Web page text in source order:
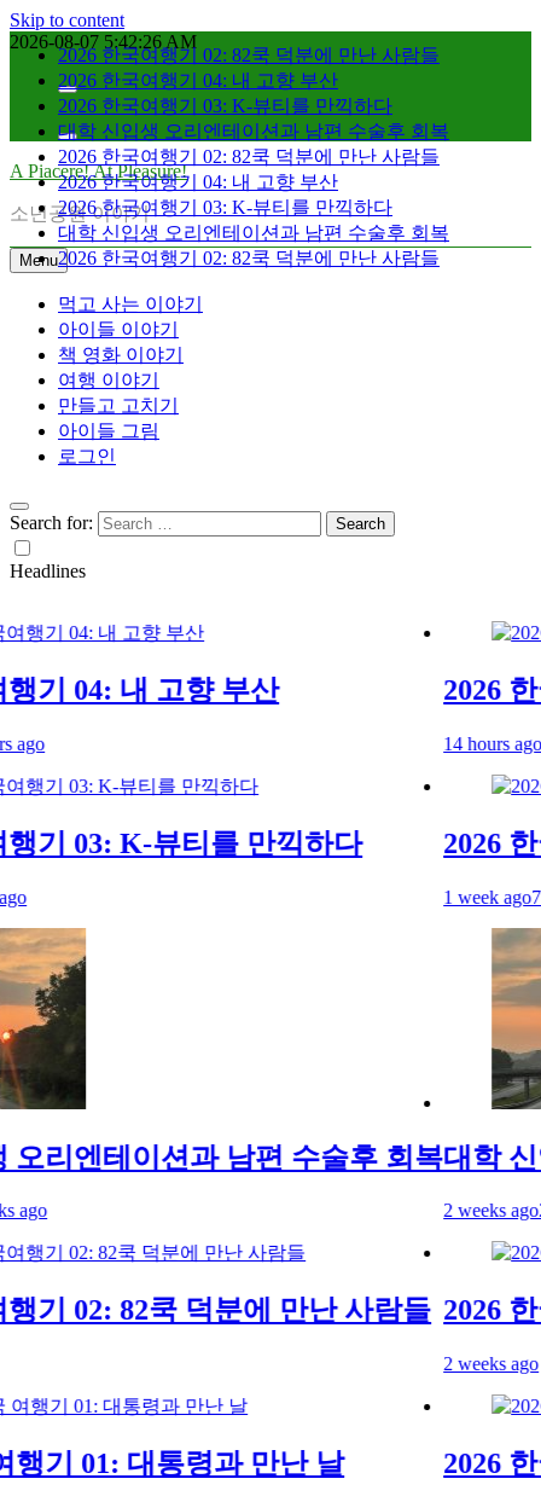
Skip to content
2026-08-07 5:42:27 AM
2026 한국여행기 02: 82쿡 덕분에 만난 사람들
2026 한국여행기 04: 내 고향 부산
2026 한국여행기 03: K-뷰티를 만끽하다
대학 신입생 오리엔테이션과 남편 수술후 회복
2026 한국여행기 02: 82쿡 덕분에 만난 사람들
2026 한국여행기 04: 내 고향 부산
2026 한국여행기 03: K-뷰티를 만끽하다
대학 신입생 오리엔테이션과 남편 수술후 회복
2026 한국여행기 02: 82쿡 덕분에 만난 사람들
A Piacere! At Pleasure!
소년공원 이야기
Menu
먹고 사는 이야기
아이들 이야기
책 영화 이야기
여행 이야기
만들고 고치기
아이들 그림
로그인
Search for:
Headlines
04: 내 고향 부산
03: K-뷰티를 만끽하다
리엔테이션과 남편 수술후 회복
02: 82쿡 덕분에 만난 사람들
기 01: 대통령과 만난 날
2026 한
14 hours ago4
2026 한
1 week ago7
대학 신
2 weeks ago2
2026 한
2 weeks ago
2026 한